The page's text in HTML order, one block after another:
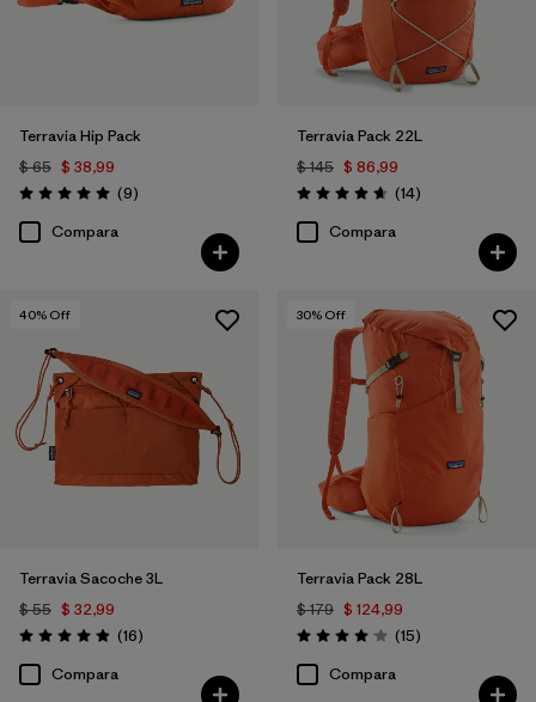
Terravia Hip Pack
$ 65 $ 38,99
Valoración: 5.0 / 5
(9Comentarios
)
Compara
Terravia Pack 22L
$ 145 $ 86,99
Valoración: 4.6 / 5
(14Comentarios
)
Compara
40% Off
Terravia Sacoche 3L
$ 55 $ 32,99
Valoración: 4.9 / 5
(16Comentarios
)
Compara
30% Off
Terravia Pack 28L
$ 179 $ 124,99
Valoración: 4.1 / 5
(15Comentarios
)
Compara